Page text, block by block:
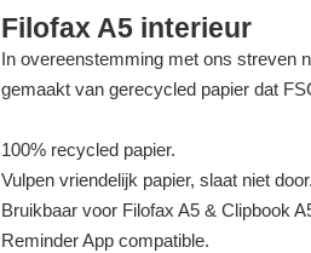
Filofax A5 interieur
In overeenstemming met ons streven
gemaakt van gerecycled papier dat
100% recycled papier.
Vulpen vriendelijk papier, slaat niet door.
Bruikbaar voor Filofax A5 & Clipbook
Reminder App compatible.